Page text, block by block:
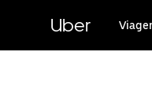
conteúdo
Uber